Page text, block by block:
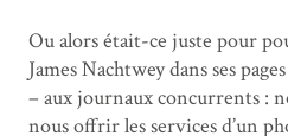
Ou alors était-ce juste pour
James Nachtwey dans ses
– aux journaux concurrents :
nous offrir les services d’un